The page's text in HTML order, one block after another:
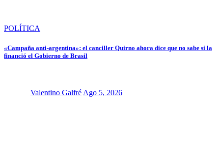
POLÍTICA
«Campaña anti-argentina»: el canciller Quirno ahora dice que no sabe si la
financió el Gobierno de Brasil
Valentino Galfré Ago 5, 2026